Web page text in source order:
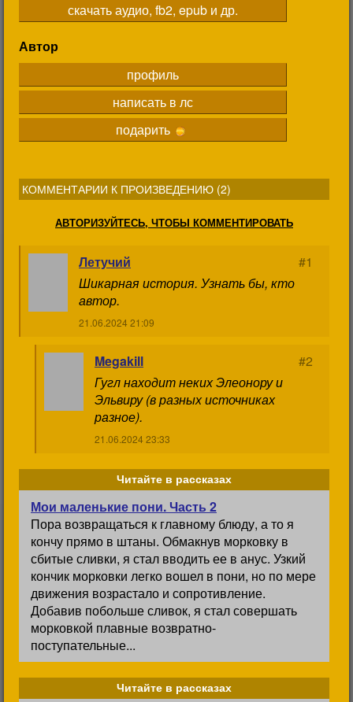
скачать аудио, fb2, epub и др.
Автор
профиль
написать в лс
подарить
КОММЕНТАРИИ К ПРОИЗВЕДЕНИЮ (2)
АВТОРИЗУЙТЕСЬ, ЧТОБЫ КОММЕНТИРОВАТЬ
Летучий
#1
Шикарная история. Узнать бы, кто
автор.
21.06.2024 21:09
Megakill
#2
Гугл находит неких Элеонору и
Эльвиру (в разных источниках
разное).
21.06.2024 23:33
Читайте в рассказах
Мои маленькие пони. Часть 2
Пора возвращаться к главному блюду, а то я
кончу прямо в штаны. Обмакнув морковку в
сбитые сливки, я стал вводить ее в анус. Узкий
кончик морковки легко вошел в пони, но по мере
движения возрастало и сопротивление.
Добавив побольше сливок, я стал совершать
морковкой плавные возвратно-
поступательные...
Читайте в рассказах